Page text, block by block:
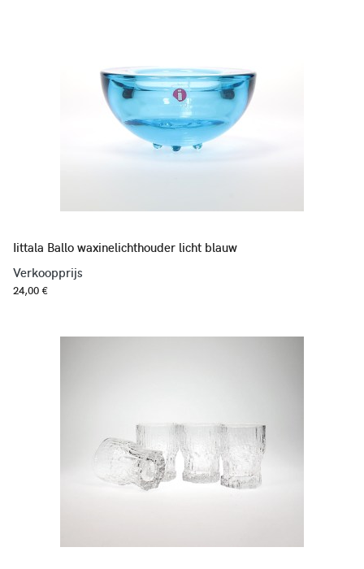
Iittala Ballo waxinelichthouder licht blauw
Verkoopprijs
24,00 €